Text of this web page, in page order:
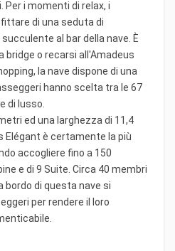
Per i momenti di relax, i
di una seduta di
al bar della nave. È
bridge o recarsi all'Amadeus
la nave dispone di una
hanno scelta tra le 67
di lusso.
ed una larghezza di 11,4
Elégant è certamente la più
accogliere fino a 150
e di 9 Suite. Circa 40 membri
bordo di questa nave si
per rendere il loro